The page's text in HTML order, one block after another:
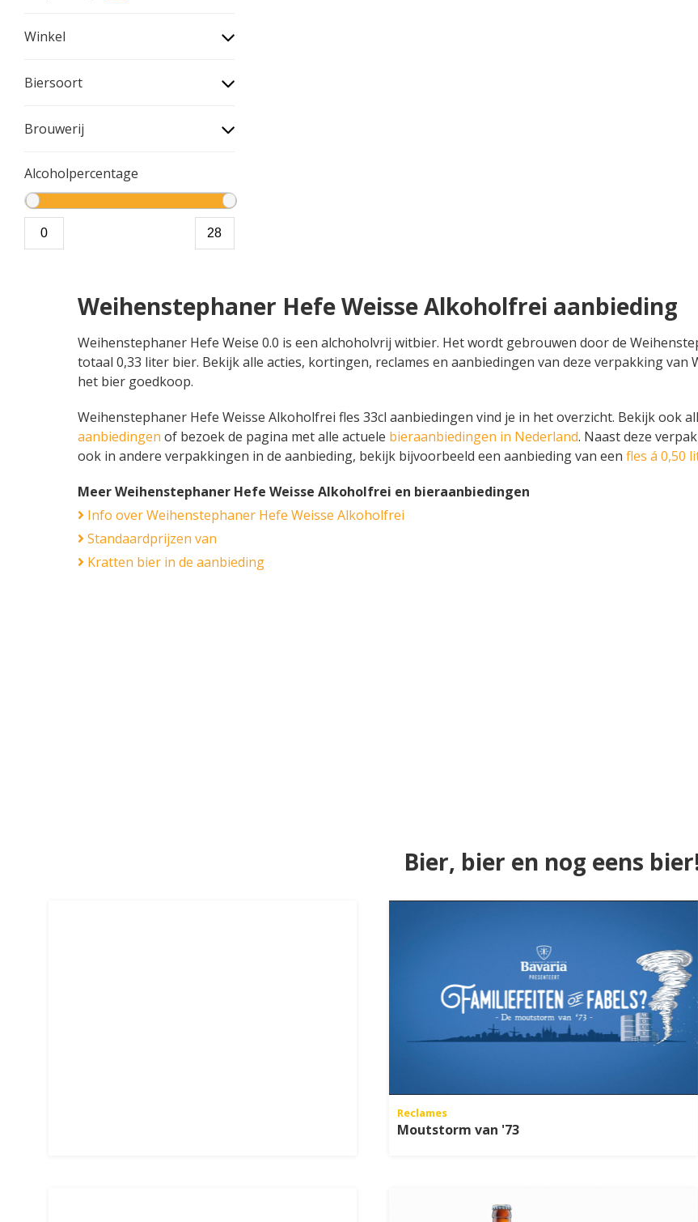
Winkel
Biersoort
Brouwerij
Alcoholpercentage
Weihenstephaner Hefe Weisse Alkoholfrei aanbieding
Weihenstephaner Hefe Weise 0.0 is een alchoholvrij witbier. Het wordt gebrouwen door de
totaal 0,33 liter bier. Bekijk alle acties, kortingen, reclames en aanbiedingen van deze verpakking
het bier goedkoop.
Weihenstephaner Hefe Weisse Alkoholfrei fles 33cl aanbiedingen vind je in het overzicht. Bekijk ook
aanbiedingen of bezoek de pagina met alle actuele bieraanbiedingen in Nederland. Naast deze
ook in andere verpakkingen in de aanbieding, bekijk bijvoorbeeld een aanbieding van een fles á 0,50
Meer Weihenstephaner Hefe Weisse Alkoholfrei en bieraanbiedingen
Info over Weihenstephaner Hefe Weisse Alkoholfrei
Standaardprijzen van
Kratten bier in de aanbieding
Bier, bier en nog eens
Reclames
Moutstorm van '73